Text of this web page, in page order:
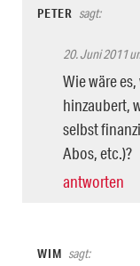
PETER sagt:
20. Juni 2011
Wie wäre
hinzaubert,
selbst
Abos, etc.)?
antworten
WIM sagt: